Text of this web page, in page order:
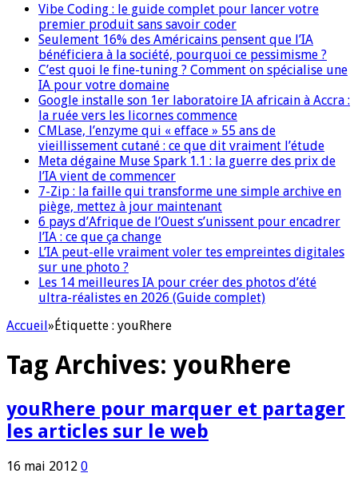
Vibe Coding : le guide complet pour lancer votre
premier produit sans savoir coder
Seulement 16% des Américains pensent que l’IA
bénéficiera à la société, pourquoi ce pessimisme ?
C’est quoi le fine-tuning ? Comment on spécialise une
IA pour votre domaine
Google installe son 1er laboratoire IA africain à Accra :
la ruée vers les licornes commence
CMLase, l’enzyme qui « efface » 55 ans de
vieillissement cutané : ce que dit vraiment l’étude
Meta dégaine Muse Spark 1.1 : la guerre des prix de
l’IA vient de commencer
7-Zip : la faille qui transforme une simple archive en
piège, mettez à jour maintenant
6 pays d’Afrique de l’Ouest s’unissent pour encadrer
l’IA : ce que ça change
L’IA peut-elle vraiment voler tes empreintes digitales
sur une photo ?
Les 14 meilleures IA pour créer des photos d’été
ultra-réalistes en 2026 (Guide complet)
Accueil»Étiquette : youRhere
Tag Archives: youRhere
youRhere pour marquer et partager
les articles sur le web
16 mai 2012 0